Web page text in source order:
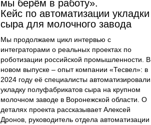
мы берём в работу».
Кейс по автоматизации укладки
сыра для молочного завода
Мы продолжаем цикл интервью с
интеграторами о реальных проектах по
роботизации российской промышленности. В
новом выпуске – опыт компании «Тесвел»: в
2024 году её специалисты автоматизировали
укладку полуфабрикатов сыра на крупном
молочном заводе в Воронежской области. О
деталях проекта рассказывает Алексей
Дронов, руководитель отдела автоматизации